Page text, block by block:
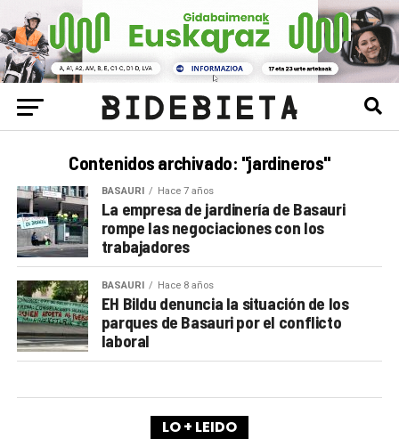
Contenidos archivado: "jardineros"
BASAURI Hace 7 años
La empresa de jardinería de Basauri
rompe las negociaciones con los
trabajadores
BASAURI Hace 8 años
EH Bildu denuncia la situación de los
parques de Basauri por el conflicto
laboral
LO + LEIDO